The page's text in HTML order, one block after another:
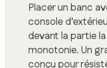
Placer un banc
console
devant la partie
monotonie. Un
conçu pour